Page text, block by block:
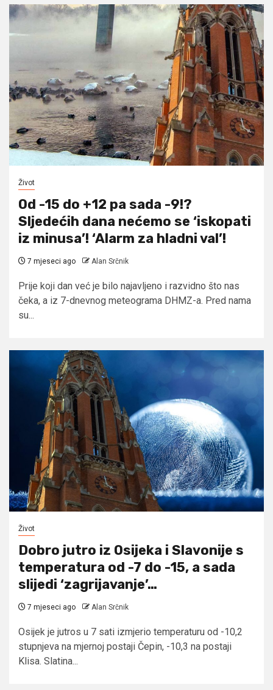
Život
Od -15 do +12 pa sada -9!?
Sljedećih dana nećemo se ‘iskopati
iz minusa’! ‘Alarm za hladni val’!
7 mjeseci ago Alan Srčnik
Prije koji dan već je bilo najavljeno i razvidno što nas
čeka, a iz 7-dnevnog meteograma DHMZ-a. Pred nama
su...
Život
Dobro jutro iz Osijeka i Slavonije s
temperatura od -7 do -15, a sada
slijedi ‘zagrijavanje’…
7 mjeseci ago Alan Srčnik
Osijek je jutros u 7 sati izmjerio temperaturu od -10,2
stupnjeva na mjernoj postaji Čepin, -10,3 na postaji
Klisa. Slatina...